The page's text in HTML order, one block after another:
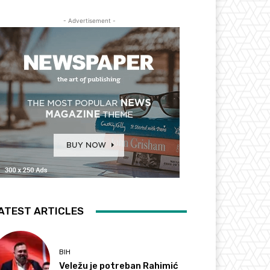
- Advertisement -
ARTICLES
BIH
Veležu je potreban Rahimić